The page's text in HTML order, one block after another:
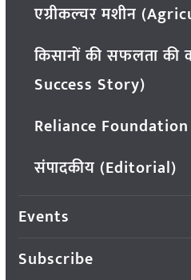
एग्रीकल्चर मशीन
किसानों की सफलता की
Success Story)
Reliance
संपादकीय (Editorial)
Events
Subscribe